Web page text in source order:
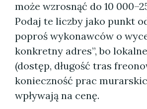
może wzrosnąć do 10
Podaj te liczby jako punkt
poproś wykonawców o
konkretny adres”, bo
(dostęp, długość tras
konieczność prac
wpływają na cenę.